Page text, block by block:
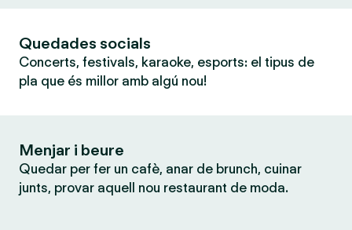
Quedades socials
Concerts, festivals, karaoke, esports: el tipus de
pla que és millor amb algú nou!
Menjar i beure
Quedar per fer un cafè, anar de brunch, cuinar
junts, provar aquell nou restaurant de moda.